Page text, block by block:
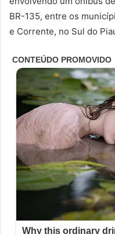
BR-135, entre os
e Corrente, no Sul do